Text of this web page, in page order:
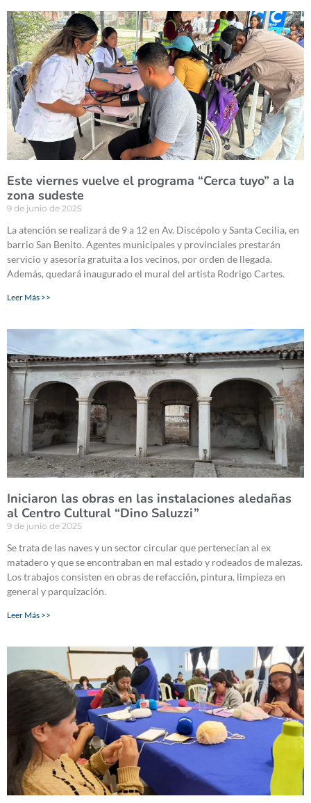
Este viernes vuelve el programa “Cerca tuyo” a la
zona sudeste
9 de junio de 2025
La atención se realizará de 9 a 12 en Av. Discépolo y Santa Cecilia, en
barrio San Benito. Agentes municipales y provinciales prestarán
servicio y asesoría gratuita a los vecinos, por orden de llegada.
Además, quedará inaugurado el mural del artista Rodrigo Cartes.
Leer Más >>
Iniciaron las obras en las instalaciones aledañas
al Centro Cultural “Dino Saluzzi”
9 de junio de 2025
Se trata de las naves y un sector circular que pertenecían al ex
matadero y que se encontraban en mal estado y rodeados de malezas.
Los trabajos consisten en obras de refacción, pintura, limpieza en
general y parquización.
Leer Más >>